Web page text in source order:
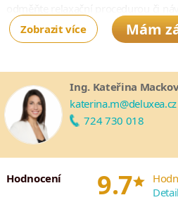
pobytu můžete také využívat
centra pro vodní sporty.
vynikají tím, že odebírají
udržitelných zdrojů. Ochutnejte
šéfkuchaře Curtise Stone, mexické
Zobrazit více Mám
Ing. Kateřina
katerina.m@deluxea.cz
724 730 018
Hodnocení 9.7*